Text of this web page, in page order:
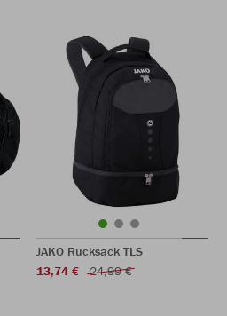
JAKO Rucksack TLS
13,74 €
24,99 €